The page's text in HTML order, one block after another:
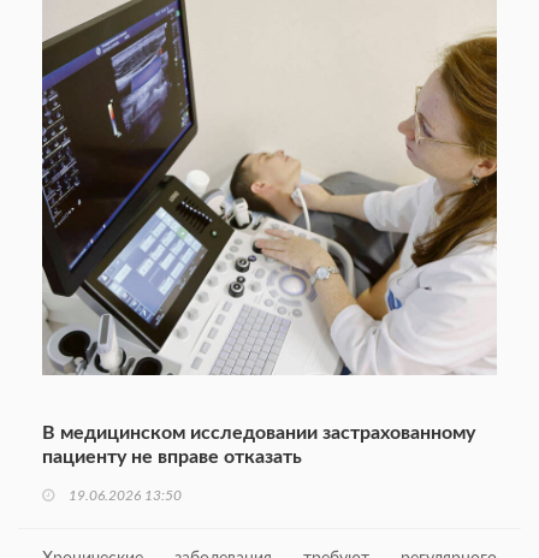
В медицинском исследовании застрахованному
пациенту не вправе отказать
19.06.2026 13:50